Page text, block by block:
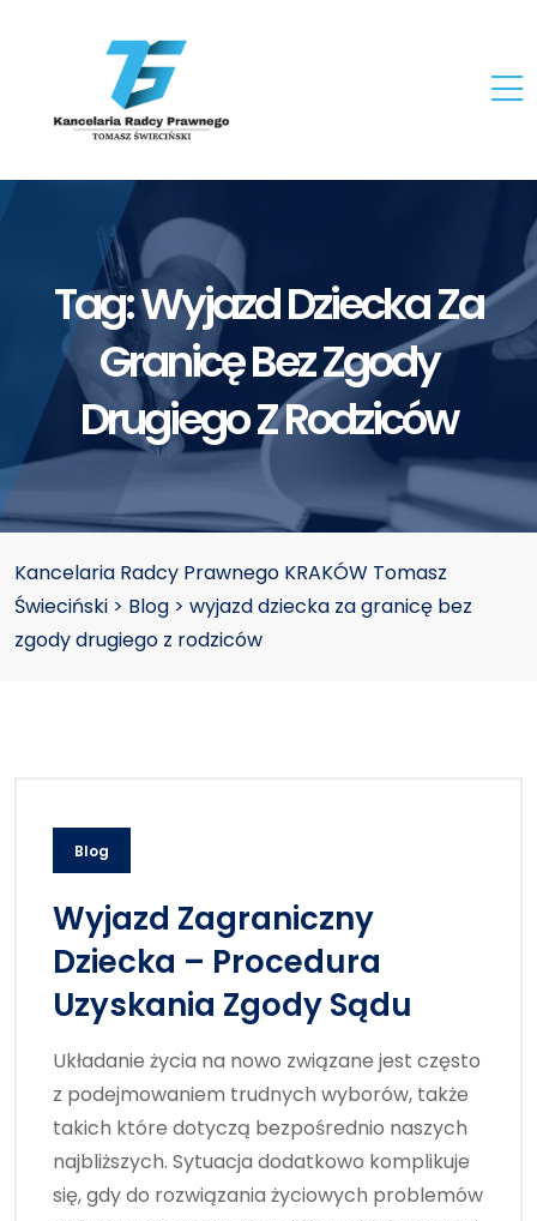
Tag:Wyjazd Dziecka Za
Granicę Bez Zgody
Drugiego Z Rodziców
Kancelaria Radcy Prawnego KRAKÓW Tomasz
Świeciński > Blog > wyjazd dziecka za granicę bez
zgody drugiego z rodziców
Blog
Wyjazd Zagraniczny
Dziecka – Procedura
Uzyskania Zgody Sądu
Układanie życia na nowo związane jest często
z podejmowaniem trudnych wyborów, także
takich które dotyczą bezpośrednio naszych
najbliższych. Sytuacja dodatkowo komplikuje
się, gdy do rozwiązania życiowych problemów